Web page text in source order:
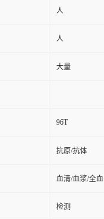
人
人
大量
96T
抗原/抗体
血清/血浆/全血
检测